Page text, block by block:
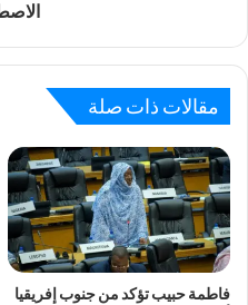
مقالات ذات صلة
فاطمة حبيب تؤكد من جنوب إفريقيا